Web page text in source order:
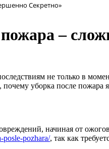
Секретно»
–
не только в
уборка после пожара
начиная от
posle-pozhara/, так как